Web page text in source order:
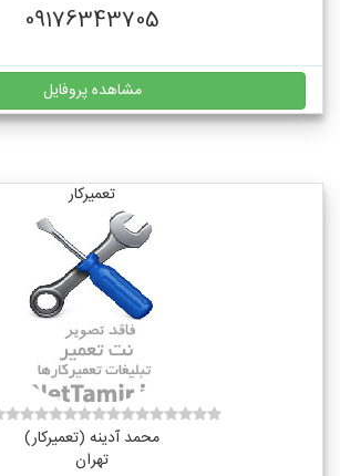
09176343705
مشاهده پروفایل
تعمیرکار
محمد آدینه (تعمیرکار)
تهران